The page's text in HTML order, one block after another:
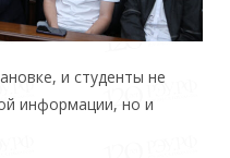
и студенты не
информации, но и